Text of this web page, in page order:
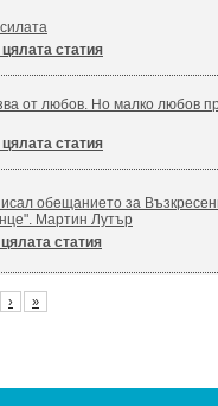
статия
от любов. Но малко любов
статия
обещанието за
Мартин Лутър
статия
› »